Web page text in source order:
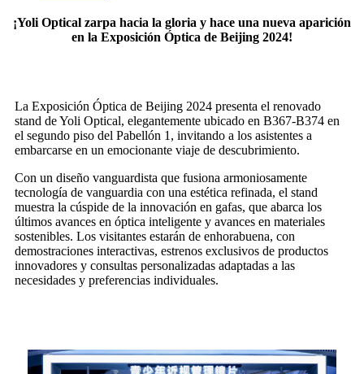
¡Yoli Optical zarpa hacia la gloria y hace una nueva aparición
en la Exposición Óptica de Beijing 2024!
La Exposición Óptica de Beijing 2024 presenta el renovado
stand de Yoli Optical, elegantemente ubicado en B367-B374 en
el segundo piso del Pabellón 1, invitando a los asistentes a
embarcarse en un emocionante viaje de descubrimiento.
Con un diseño vanguardista que fusiona armoniosamente
tecnología de vanguardia con una estética refinada, el stand
muestra la cúspide de la innovación en gafas, que abarca los
últimos avances en óptica inteligente y avances en materiales
sostenibles. Los visitantes estarán de enhorabuena, con
demostraciones interactivas, estrenos exclusivos de productos
innovadores y consultas personalizadas adaptadas a las
necesidades y preferencias individuales.